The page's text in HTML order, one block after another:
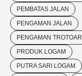
PEMBATAS JALAN
PENGAMAN JALAN
PENGAMAN TROTOAR
PRODUK LOGAM
PUTRA SARI LOGAM